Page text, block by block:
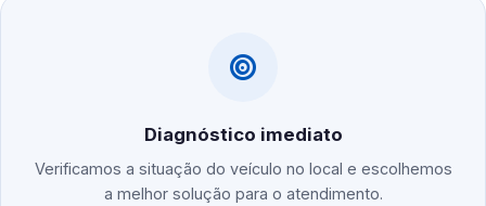
Diagnóstico imediato
Verificamos a situação do veículo no local e escolhemos
a melhor solução para o atendimento.